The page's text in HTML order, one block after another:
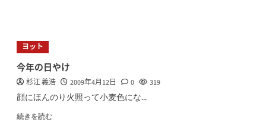
ヨット
今年の日やけ
杉江 義浩 2009年4月12日 0 319
顔にほんのり火照って小麦色にな...
続きを読む